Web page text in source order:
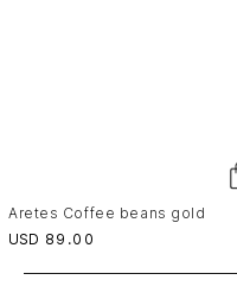
Aretes Coffee beans gold
USD 89 .00